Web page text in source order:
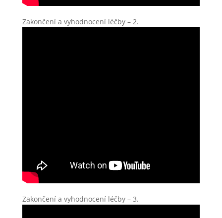
Zakončení a vyhodnocení léčby – 2.
Zakončení a vyhodnocení léčby – 3.